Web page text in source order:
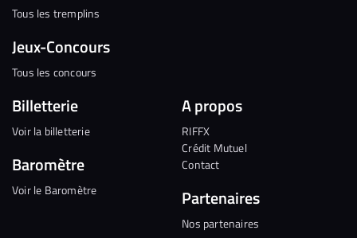
Tous les tremplins
Jeux-Concours
Tous les concours
Billetterie
Voir la billetterie
Baromètre
Voir le Baromètre
A propos
RIFFX
Crédit Mutuel
Contact
Partenaires
Nos partenaires